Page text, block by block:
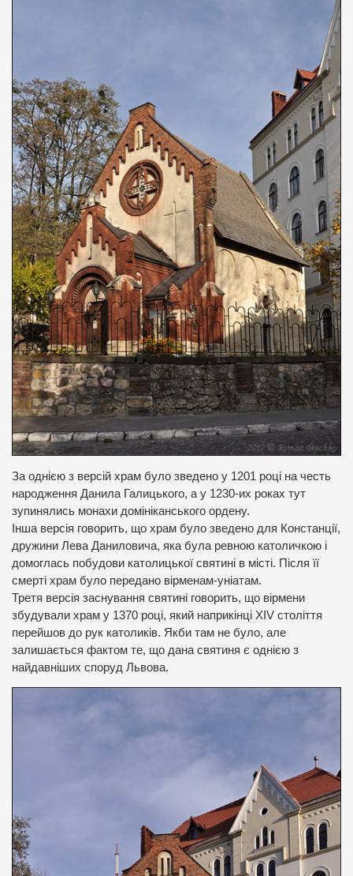
За однією з версій храм було зведено у 1201 році на честь
народження Данила Галицького, а у 1230-их роках тут
зупинялись монахи домініканського ордену.
Інша версія говорить, що храм було зведено для Констанції,
дружини Лева Даниловича, яка була ревною католичкою і
домоглась побудови католицької святині в місті. Після її
смерті храм було передано вірменам-уніатам.
Третя версія заснування святині говорить, що вірмени
збудували храм у 1370 році, який наприкінці ХІV століття
перейшов до рук католиків. Якби там не було, але
залишається фактом те, що дана святиня є однією з
найдавніших споруд Львова.